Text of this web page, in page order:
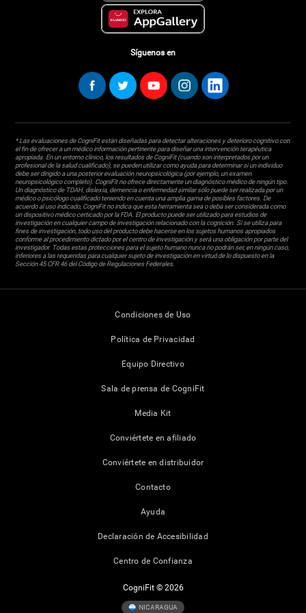
Síguenos en
* Las evaluaciones de CogniFit están diseñadas para detectar alteraciones y deterioro cognitivo con
el fin de ofrecer a un médico información pertinente para diseñar una intervención terapéutica
apropiada. En un entorno clínico, los resultados de CogniFit (cuando son interpretados por un
profesional de la salud cualificado), se pueden utilizar como ayuda para determinar si un individuo
debe ser dirigido a una posterior evaluación neuropsicológica (por ejemplo, un examen
neuropsicológico completo). CogniFit no ofrece directamente un diagnóstico médico de ningún tipo.
Un diagnóstico de TDAH, dislexia, demencia o enfermedad similar sólo puede ser realizada por un
médico o psicólogo cualificado teniendo en cuenta una amplia gama de posibles factores. De
acuerdo al uso indicado, CogniFit no indica que esta herramienta sea o deba ser considerada como
un dispositivo médico certicado por la FDA. El producto puede ser utilizado para estudios de
investigación en cualquier campo de investigación relacionado con la cognición. Si se utiliza para
fines de investigación, todo uso del producto debe hacerse en los sujetos humanos apropiados
conforme al procedimiento dictado por el centro de investigación y será una obligación por parte del
investigador. Todas estas protecciones para el sujeto humano nunca no podrán ser, en ningún caso,
inferiores a las requeridas para cualquier sujeto de investigación en virtud de lo dispuesto en la
Sección 45 CFR 46 del Código de Regulaciones Federales.
Condiciones de Uso
Política de Privacidad
Equipo Directivo
Sala de prensa de CogniFit
Media Kit
Conviértete en afiliado
Conviértete en distribuidor
Contacto
Ayuda
Declaración de Accesibilidad
Centro de Confianza
CogniFit © 2026
NICARAGUA